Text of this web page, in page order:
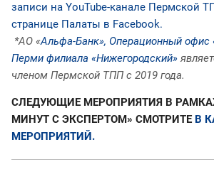
записи на YouTube-канале Пермской
странице Палаты в Facebook.
*АО «Альфа-Банк», Операционный офис
Перми филиала «Нижегородский»
членом Пермской ТПП с 2019 года.
СЛЕДУЮЩИЕ МЕРОПРИЯТИЯ В
МИНУТ С ЭКСПЕРТОМ» СМОТРИТЕ В
МЕРОПРИЯТИЙ.